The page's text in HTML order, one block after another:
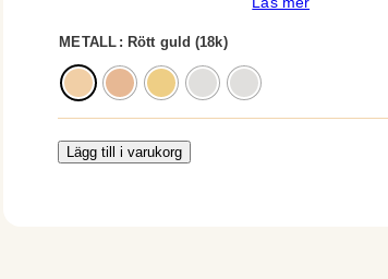
METALL : Rött guld (18k)
Lägg till i varukorg